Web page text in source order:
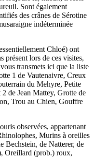
Sont également
des crânes de Sérotine
indéterminée
Chloé) ont
présent lors de ces visites,
transmets ici que la liste
1 de Vautenaivre, Creux
du Mehyre, Petite
de Jean Mattey, Grotte de
Trou au Chien, Gouffre
observées, appartenant
Murins à oreilles
Bechstein, de Natterer, de
Oreillard (prob.) roux,